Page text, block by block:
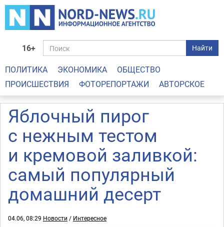
16+ Найти
ПОЛИТИКА ЭКОНОМИКА
ОБЩЕСТВО
ПРОИСШЕСТВИЯ
ФОТОРЕПОРТАЖИ АВТОРСКОЕ
Яблочный пирог
с нежным тестом
и кремовой заливкой:
самый популярный
домашний десерт
04.06, 08:29 Новости / Интересное